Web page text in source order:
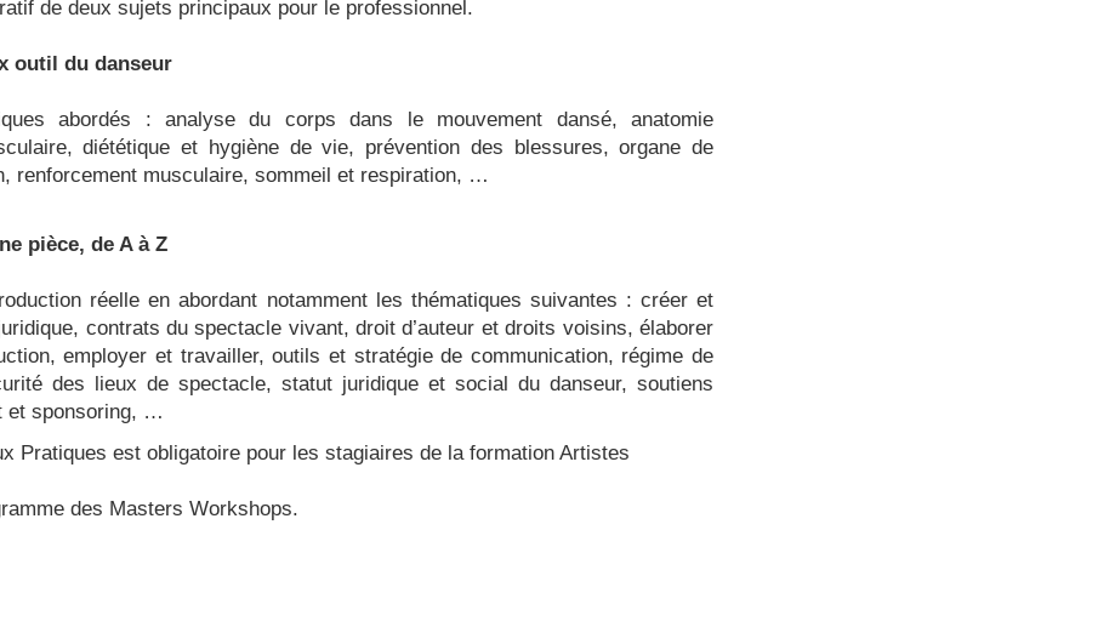
de deux sujets principaux pour le professionnel.
outil du danseur
abordés : analyse du corps dans le mouvement dansé, anatomie
diététique et hygiène de vie, prévention des blessures, organe de
renforcement musculaire, sommeil et respiration, …
pièce, de A à Z
réelle en abordant notamment les thématiques suivantes : créer et
contrats du spectacle vivant, droit d’auteur et droits voisins, élaborer
employer et travailler, outils et stratégie de communication, régime de
des lieux de spectacle, statut juridique et social du danseur, soutiens
et sponsoring, …
Pratiques est obligatoire pour les stagiaires de la formation Artistes
des Masters Workshops.